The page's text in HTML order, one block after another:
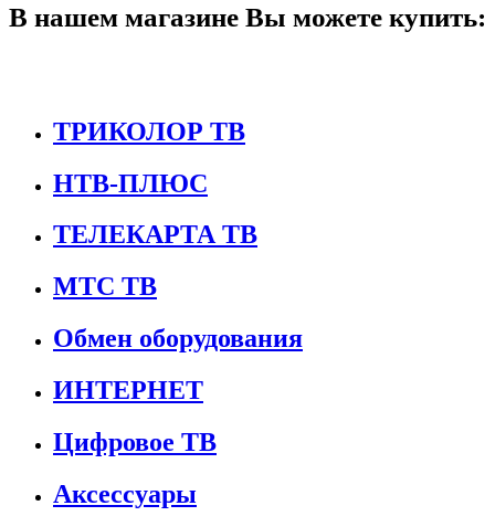
В нашем магазине Вы можете купить:
ТРИКОЛОР ТВ
НТВ-ПЛЮС
ТЕЛЕКАРТА ТВ
МТС ТВ
Обмен оборудования
ИНТЕРНЕТ
Цифровое ТВ
Аксессуары